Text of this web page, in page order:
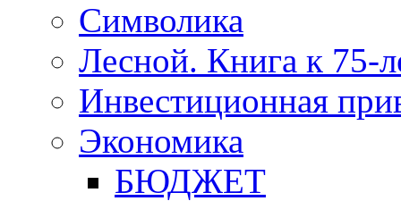
Символика
Лесной. Книга к 75-
Инвестиционная
Экономика
БЮДЖЕТ